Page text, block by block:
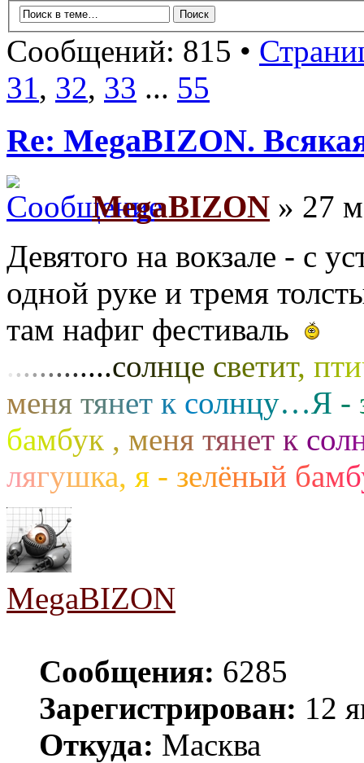
Сообщений: 815 •
31, 32, 33 ... 55
Re: MegaBIZON.
MegaBIZON » 27
Девятого на вокзале - с
одной руке и тремя
там нафиг фестиваль
............солнце светит, пти
меня тянет к солнцу…Я -
бамбук , меня тянет к сол
лягушка, я - зелёный бамб
MegaBIZON
Сообщения: 6285
Зарегистрирован: 12
Откуда: Масква